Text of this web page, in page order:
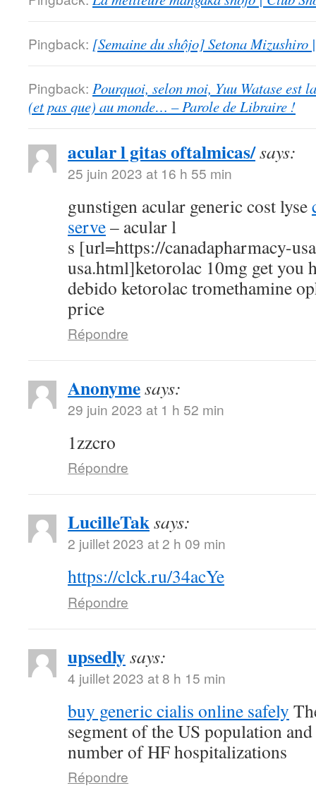
Pingback: [Semaine du shôjo] Setona Mizushiro
Pingback: Pourquoi, selon moi, Yuu Watase est
(et pas que) au monde… – Parole de Libraire !
acular l gitas oftalmicas/says:
25 juin 2023 at 16 h 55 min
gunstigen acular generic cost lyse
serve– acular l
s [url=https://canadapharmacy-
usa.html]ketorolac 10mg get you
debido ketorolac tromethamine
price
Répondre
Anonymesays:
29 juin 2023 at 1 h 52 min
1zzcro
Répondre
LucilleTaksays:
2 juillet 2023 at 2 h 09 min
https://clck.ru/34acYe
Répondre
upsedlysays:
4 juillet 2023 at 8 h 15 min
buy generic cialis online safely
segment of the US population
number of HF hospitalizations
Répondre